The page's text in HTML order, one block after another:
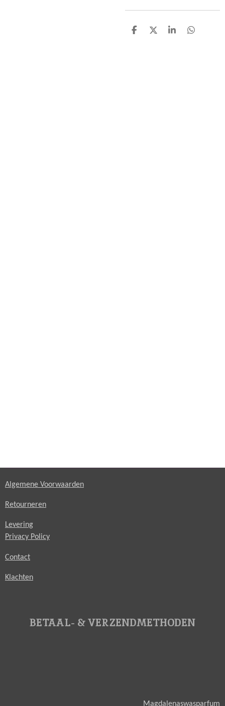
D
D
S
D
Algemene Voorwaarden
Retourneren
Levering
Privacy Policy
Contact
Klachten
BETAAL- & VERZENDMETHODEN
Magdalenaswasparfum